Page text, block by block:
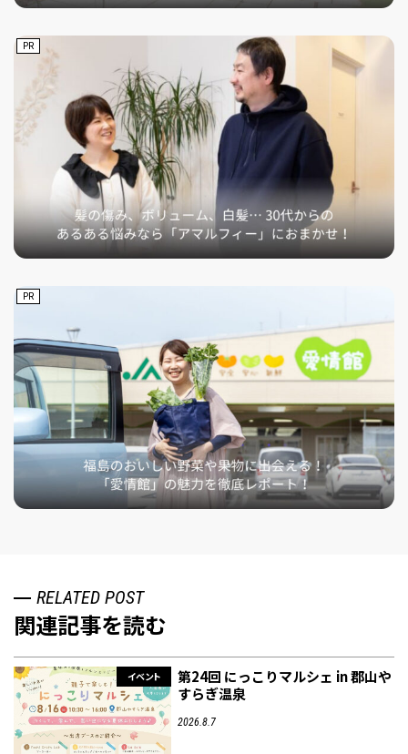
PR
PR
RELATED POST
関連記事を読む
イベント
第24回 にっこりマルシェ in 郡山や
すらぎ温泉
2026.8.7